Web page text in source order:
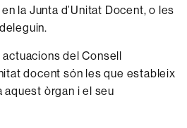
en la Junta d’Unitat Docent, o les
deleguin.
actuacions delConsell
docent són lesque estableix
aquest òrgan i el seu